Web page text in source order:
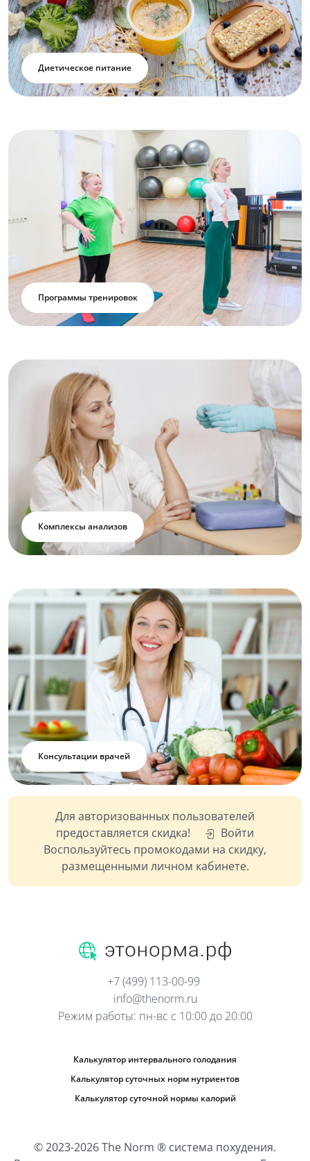
Диетическое питание
Программы тренировок
Комплексы анализов
Консультации врачей
Для авторизованных пользователей
предоставляется скидка!
Войти
Воспользуйтесь промокодами на скидку,
размещенными личном кабинете.
+7 (499) 113-00-99
info@thenorm.ru
Режим работы: пн-вс с 10:00 до 20:00
Калькулятор интервального голодания
Калькулятор суточных норм нутриентов
Калькулятор суточной нормы калорий
© 2023-2026 The Norm ® система похудения.